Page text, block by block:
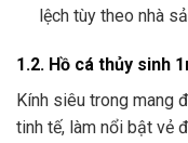
lệch tùy theo nhà
1.2. Hồ cá thủy sinh
Kính siêu trong mang
tinh tế, làm nổi bật vẻ